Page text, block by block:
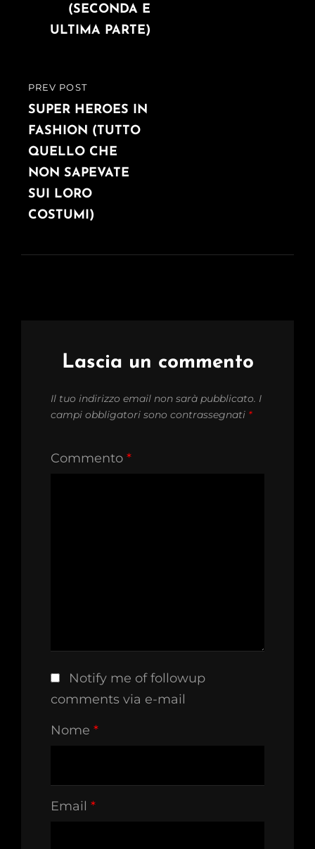
PREVIOUS
POST
PREV POST
SUPER HEROES IN
FASHION (TUTTO
QUELLO CHE
NON SAPEVATE
SUI LORO
COSTUMI)
(SECONDA E
ULTIMA PARTE)
Lascia un commento
Il tuo indirizzo email non sarà pubblicato. I
campi obbligatori sono contrassegnati *
Commento *
Notify me of followup
comments via e-mail
Nome *
Email *